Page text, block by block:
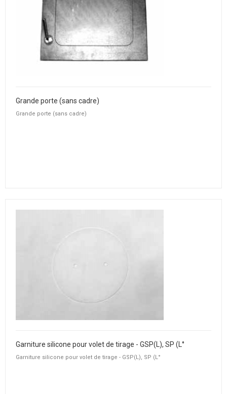
Grande porte (sans cadre)
Grande porte (sans cadre)
Garniture silicone pour volet de tirage - GSP(L), SP (L°
Garniture silicone pour volet de tirage - GSP(L), SP (L°